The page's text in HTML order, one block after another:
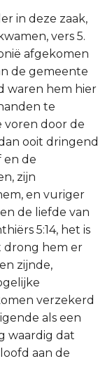
in deze zaak,
vers 5.
afgekomen
de gemeente
waren hem hier
te
voren door de
ooit dringend
en de
zijn
en vuriger
de liefde van
5:14, het is
drong hem er
zijnde,
verzekerd
als een
waardig dat
aan de